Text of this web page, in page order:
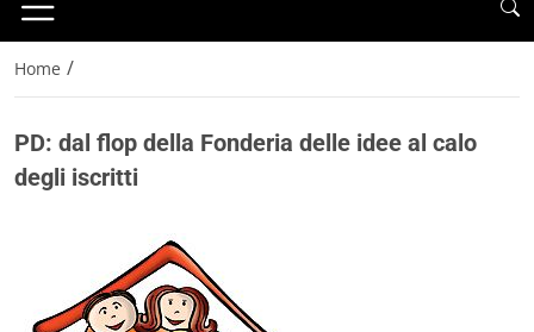
Home /
PD: dal flop della Fonderia delle idee al calo
degli iscritti